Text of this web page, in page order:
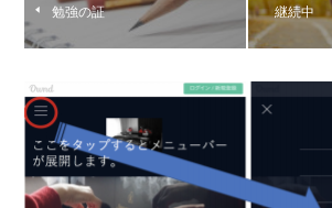
勉強の証 継続中